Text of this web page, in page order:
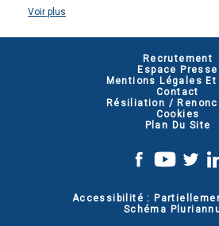
Voir plus
Recrutement
Espace Presse
Mentions Légales Et
Contact
Résiliation /
Cookies
Plan Du Site
Accessibilité :
Schéma